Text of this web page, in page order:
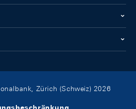
Zürich (Schweiz) 2026